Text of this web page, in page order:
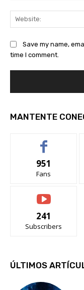
Save my name,
time I comment.
MANTENTE
951
Fans
241
Subscribers
ÚLTIMOS